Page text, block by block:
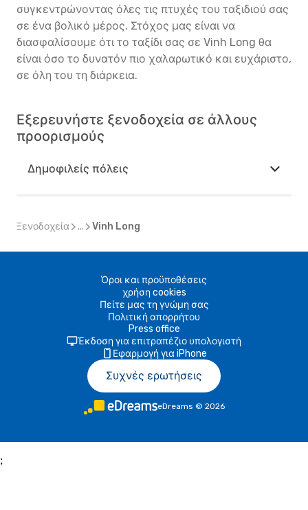
συγκεντρώνοντας όλες τις πτυχές του ταξιδιού σας
σε ένα βολικό μέρος. Στόχος μας είναι να
διασφαλίσουμε ότι το ταξίδι σας σε Vinh Long θα
είναι όσο το δυνατόν πιο χαλαρωτικό και ευχάριστο,
σε όλη του τη διάρκεια.
Εξερευνήστε ξενοδοχεία σε άλλους
προορισμούς
Δημοφιλείς πόλεις
Ξενοδοχεία ... Vinh Long
Όροι και προϋποθέσεις
χρήση cookies
Πείτε μας τη γνώμη σας
Πολιτική απορρήτου
Press office
Έκδοση για επιτραπέζιο υπολογιστή
Εφαρμογή για iPhone
Συχνές ερωτήσεις
eDreams © 2026
;